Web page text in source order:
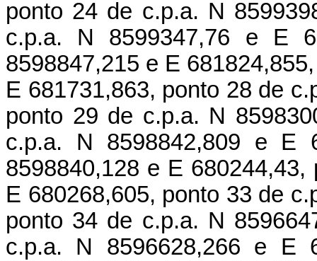
ponto 24 de c.p.a. N
c.p.a. N 8599347,76 e E
8598847,215 e E
E 681731,863, ponto 28 de
ponto 29 de c.p.a. N
c.p.a. N 8598842,809 e E
8598840,128 e E
E 680268,605, ponto 33 de
ponto 34 de c.p.a. N
c.p.a. N 8596628,266 e E